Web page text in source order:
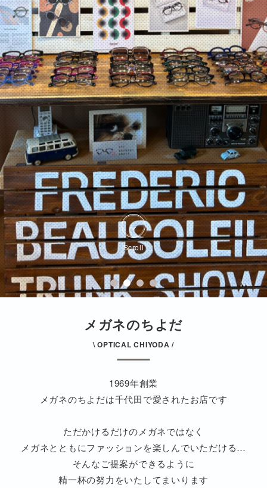
Scroll
メガネのちよだ
\ OPTICAL CHIYODA /
1969年創業
メガネのちよだは千代田で愛されたお店です
ただかけるだけのメガネではなく
メガネとともにファッションを楽しんでいただける…
そんなご提案ができるように
精一杯の努力をいたしてまいります